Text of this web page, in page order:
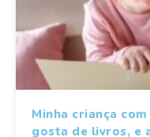
Minha criança
gosta de livros, e